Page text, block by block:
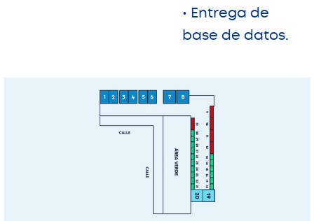
• Entrega de
base de datos.